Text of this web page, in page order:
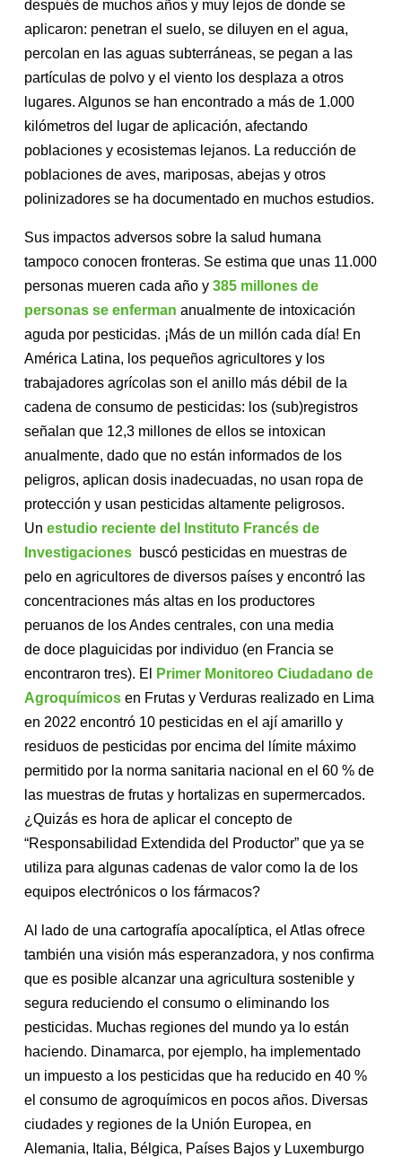
después de muchos años y muy lejos de donde se
aplicaron: penetran el suelo, se diluyen en el agua,
percolan en las aguas subterráneas, se pegan a las
partículas de polvo y el viento los desplaza a otros
lugares. Algunos se han encontrado a más de 1.000
kilómetros del lugar de aplicación, afectando
poblaciones y ecosistemas lejanos. La reducción de
poblaciones de aves, mariposas, abejas y otros
polinizadores se ha documentado en muchos estudios.
Sus impactos adversos sobre la salud humana
tampoco conocen fronteras. Se estima que unas 11.000
personas mueren cada año y 385 millones de
personas se enferman anualmente de intoxicación
aguda por pesticidas. ¡Más de un millón cada día! En
América Latina, los pequeños agricultores y los
trabajadores agrícolas son el anillo más débil de la
cadena de consumo de pesticidas: los (sub)registros
señalan que 12,3 millones de ellos se intoxican
anualmente, dado que no están informados de los
peligros, aplican dosis inadecuadas, no usan ropa de
protección y usan pesticidas altamente peligrosos.
Un estudio reciente del Instituto Francés de
Investigaciones buscó pesticidas en muestras de
pelo en agricultores de diversos países y encontró las
concentraciones más altas en los productores
peruanos de los Andes centrales, con una media
de doce plaguicidas por individuo (en Francia se
encontraron tres). El
Primer Monitoreo Ciudadano de
Agroquímicosen Frutas y Verduras realizado en Lima
en 2022 encontró 10 pesticidas en el ají amarillo y
residuos de pesticidas por encima del límite máximo
permitido por la norma sanitaria nacional en el 60 % de
las muestras de frutas y hortalizas en supermercados.
¿Quizás es hora de aplicar el concepto de
“Responsabilidad Extendida del Productor” que ya se
utiliza para algunas cadenas de valor como la de los
equipos electrónicos o los fármacos?
Al lado de una cartografía apocalíptica, el Atlas ofrece
también una visión más esperanzadora, y nos confirma
que es posible alcanzar una agricultura sostenible y
segura reduciendo el consumo o eliminando los
pesticidas. Muchas regiones del mundo ya lo están
haciendo. Dinamarca, por ejemplo, ha implementado
un impuesto a los pesticidas que ha reducido en 40 %
el consumo de agroquímicos en pocos años. Diversas
ciudades y regiones de la Unión Europea, en
Alemania, Italia, Bélgica, Países Bajos y Luxemburgo